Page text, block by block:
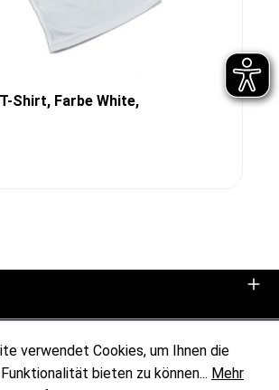
Shirt, Farbe White,
verwendet Cookies, um Ihnen die
bieten zu können... Mehr